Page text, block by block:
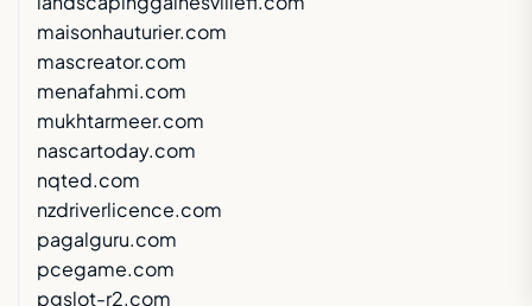
maisonhauturier.com
mascreator.com
menafahmi.com
mukhtarmeer.com
nascartoday.com
nqted.com
nzdriverlicence.com
pagalguru.com
pcegame.com
pgslot-r2.com